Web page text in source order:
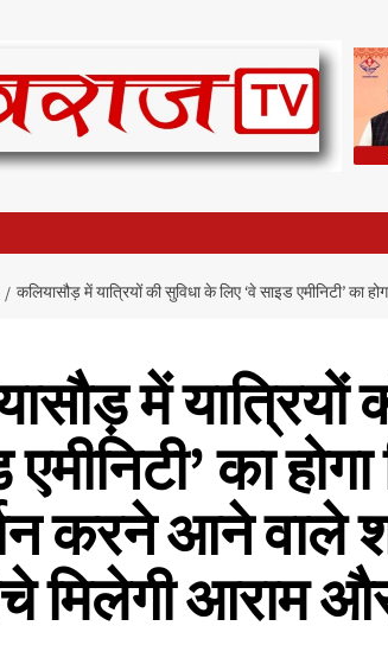
कलियासौड़ में यात्रियों की सुविधा के लिए ‘वे साइड एमीनिटी’
में यात्रियों
का होगा
करने आने वाले
मिलेगी आराम